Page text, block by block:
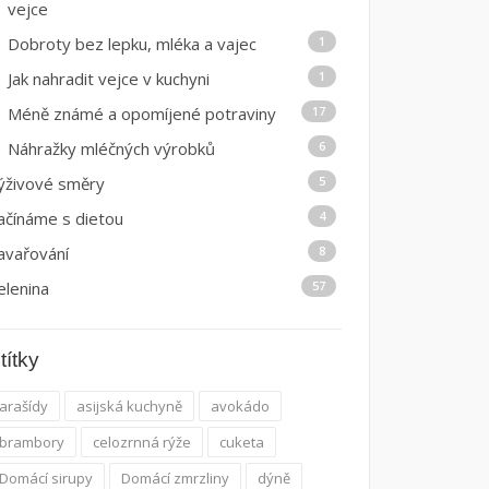
vejce
Dobroty bez lepku, mléka a vajec 1
Jak nahradit vejce v kuchyni 1
Méně známé a opomíjené potraviny 17
Náhražky mléčných výrobků 6
směry 5
s dietou 4
8
57
arašídy asijská kuchyně
avokádo
brambory
celozrnná rýže
cuketa
Domácí sirupy
Domácí zmrzliny dýně